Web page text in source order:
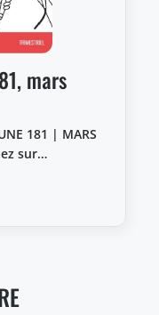
mars
181 | MARS
sur…